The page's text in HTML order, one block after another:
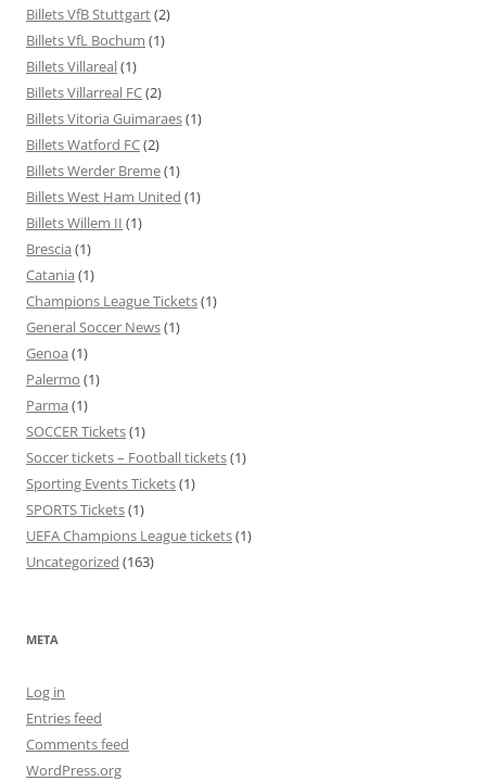
Billets VfB Stuttgart(2)
Billets VfL Bochum (1)
Billets Villareal(1)
Billets Villarreal FC(2)
Billets Vitoria Guimaraes(1)
Billets Watford FC(2)
Billets Werder Breme(1)
Billets West Ham United (1)
Billets Willem II (1)
Brescia (1)
Catania (1)
Champions League Tickets(1)
General Soccer News(1)
Genoa (1)
Palermo (1)
Parma (1)
SOCCER Tickets(1)
Soccer tickets – Football tickets(1)
Sporting Events Tickets(1)
SPORTS Tickets(1)
UEFA Champions League tickets(1)
Uncategorized (163)
META
Log in
Entries feed
Comments feed
WordPress.org